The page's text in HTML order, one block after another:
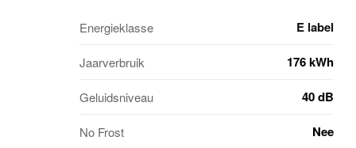
Energieklasse E label
Jaarverbruik 176 kWh
Geluidsniveau 40 dB
No Frost Nee